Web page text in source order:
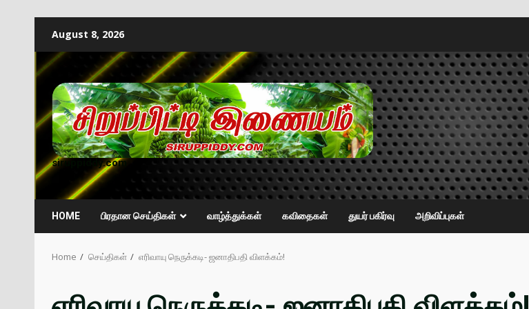
August 8, 2026
siruppiddy.com
HOME பிரதான செய்திகள் வாழ்த்துக்கள் கவிதைகள் துயர் பகிர்வு அறிவிப்புகள்
Home செய்திகள் எரிவாயு நெருக்கடி- ஜனாதிபதி விளக்கம்!